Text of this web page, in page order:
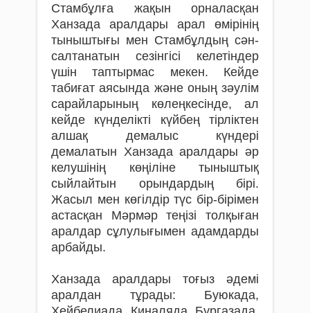
Стамбұлға жақын орналасқан
Ханзада аралдары арал өмірінің
тыныштығы мен Стамбұлдың сән-
салтанатын сезінгісі келетіндер
үшін таптырмас мекен. Кейде
табиғат аясында және оның зәулім
сарайларының көлеңкесінде, ал
кейде күнделікті күйбең тірліктен
алшақ демалыс күндері
демалатын Ханзада аралдары әр
келушінің көңіліне тыныштық
сыйлайтын орындардың бірі.
Жасыл мен көгілдір түс бір-бірімен
астасқан Мәрмәр теңізі толқыған
аралдар сұлулығымен адамдарды
арбайды.
Ханзада аралдары тоғыз әдемі
аралдан тұрады: Буюкада,